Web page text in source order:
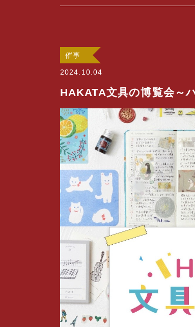
催事
2024.10.04
HAKATA文具の博覧会～